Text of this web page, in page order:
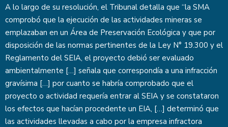
A lo largo de su resolución, el Tribunal detalla que “la SMA
comprobó que la ejecución de las actividades mineras se
emplazaban en un Área de Preservación Ecológica y que por
disposición de las normas pertinentes de la Ley N° 19.300 y el
Reglamento del SEIA, el proyecto debió ser evaluado
ambientalmente […] señala que correspondía a una infracción
gravísima […] por cuanto se habría comprobado que el
proyecto o actividad requería entrar al SEIA y se constataron
los efectos que hacían procedente un EIA, […] determinó que
las actividades llevadas a cabo por la empresa infractora